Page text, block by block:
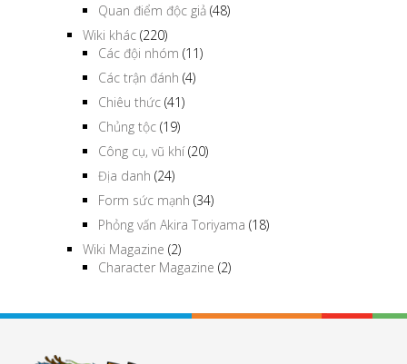
Quan điểm độc giả (48)
Wiki khác (220)
Các đội nhóm (11)
Các trận đánh (4)
Chiêu thức (41)
Chủng tộc (19)
Công cụ, vũ khí(20)
Địa danh (24)
Form sức mạnh (34)
Phỏng vấn Akira Toriyama (18)
Wiki Magazine (2)
Character Magazine (2)